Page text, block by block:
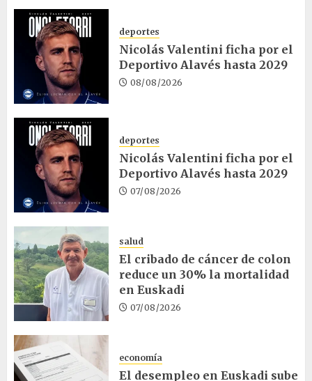
deportes
Nicolás Valentini ficha por el
Deportivo Alavés hasta 2029
08/08/2026
deportes
Nicolás Valentini ficha por el
Deportivo Alavés hasta 2029
07/08/2026
salud
El cribado de cáncer de colon
reduce un 30% la mortalidad
en Euskadi
07/08/2026
economía
El desempleo en Euskadi sube